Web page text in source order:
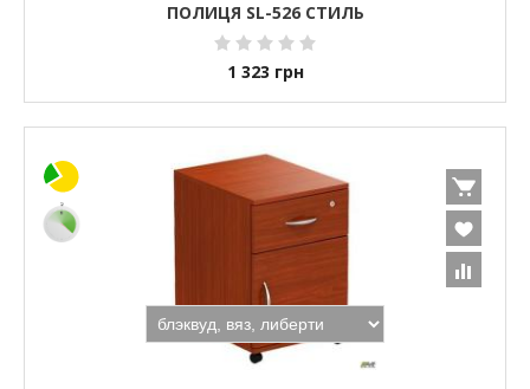
ПОЛИЦЯ SL-526 СТИЛЬ
1 323 грн